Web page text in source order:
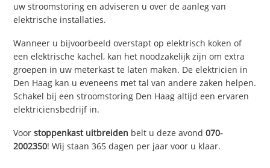
uw stroomstoring en adviseren u over de aanleg van
elektrische installaties.
Wanneer u bijvoorbeeld overstapt op elektrisch koken of
een elektrische kachel, kan het noodzakelijk zijn om extra
groepen in uw meterkast te laten maken. De elektricien in
Den Haag kan u eveneens met tal van andere zaken helpen.
Schakel bij een stroomstoring Den Haag altijd een ervaren
elektriciensbedrijf in.
Voorstoppenkast uitbreiden belt u deze avond070-
2002350! Wij staan 365 dagen per jaar voor u klaar.